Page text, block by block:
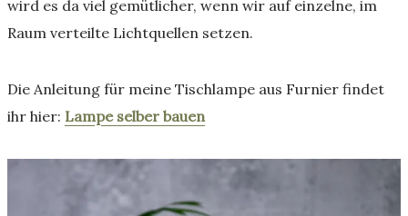
wird es da viel gemütlicher, wenn wir auf einzelne, im
Raum verteilte Lichtquellen setzen.
Die Anleitung für meine Tischlampe aus Furnier findet
ihr hier: Lampe selber bauen